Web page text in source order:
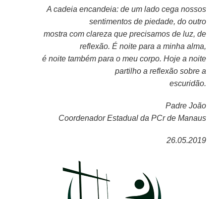
A cadeia encandeia: de um lado cega nossos
sentimentos de piedade, do outro
mostra com clareza que precisamos de luz, de
reflexão. É noite para a minha alma,
é noite também para o meu corpo. Hoje a noite
partilho a reflexão sobre a
escuridão.
Padre João
Coordenador Estadual da PCr de Manaus
26.05.2019